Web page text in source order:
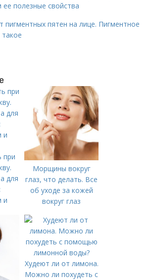
полезные свойства
пигментных пятен на лице. Пигментное
при
для
и
Морщины вокруг
глаз, что делать. Все
об уходе за кожей
вокруг глаз
Худеют ли от лимона.
Можно ли похудеть с